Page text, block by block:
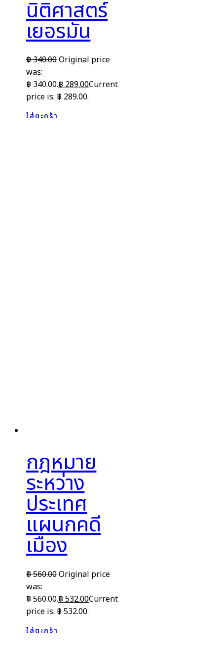
นิติศาสตร์
เยอรมัน
฿340.00Original price
was:
฿ 340.00.฿289.00Current
price is: ฿ 289.00.
ใส่ตะกร้า
กฎหมาย
ระหว่าง
ประเทศ
แผนกคดี
เมือง
฿560.00Original price
was:
฿ 560.00.฿ 532.00Current
price is: ฿ 532.00.
ใส่ตะกร้า